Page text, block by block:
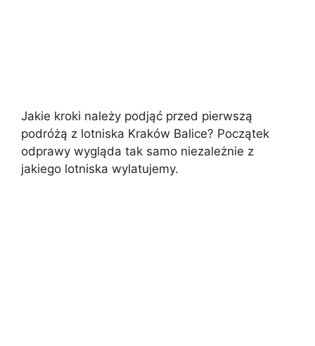
Jakie kroki należy podjąć przed pierwszą
podróżą z lotniska Kraków Balice? Początek
odprawy wygląda tak samo niezależnie z
jakiego lotniska wylatujemy.